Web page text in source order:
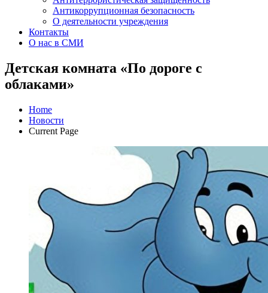
Антикоррупционная безопасность
О деятельности учреждения
Контакты
О нас в СМИ
Детская комната «По дороге с
облаками»
Home
Новости
Current Page